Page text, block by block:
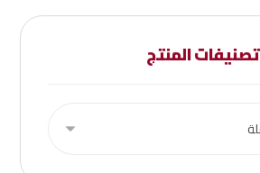
تصنيفات المنتج